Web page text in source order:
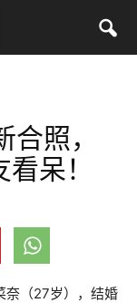
照，
呆！
奈（27岁），结婚